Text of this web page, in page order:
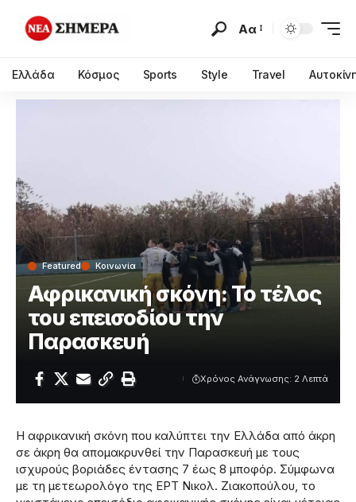
Αα
Ελλάδα Κόσμος Sports Style Travel
Featured Κοινωνία
Αφρικανική σκόνη: Το τέλος
του επεισοδίου την
Παρασκευή
Χρόνος Ανάγνωσης: 2 Λεπτά
Η αφρικανική σκόνη που καλύπτει την Ελλάδα από άκρη
σε άκρη θα απομακρυνθεί την Παρασκευή με τους
ισχυρούς βοριάδες έντασης 7 έως 8 μποφόρ. Σύμφωνα
με τη μετεωρολόγο της ΕΡΤ Νικολ. Ζιακοπούλου, το